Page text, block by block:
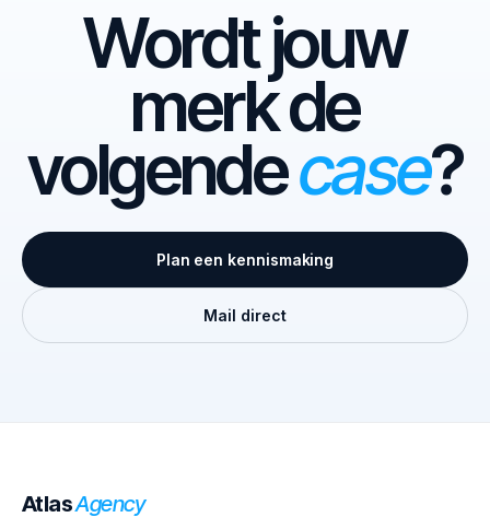
Wordt jouw
merk de
volgendecase?
Plan een kennismaking
Mail direct
AtlasAgency